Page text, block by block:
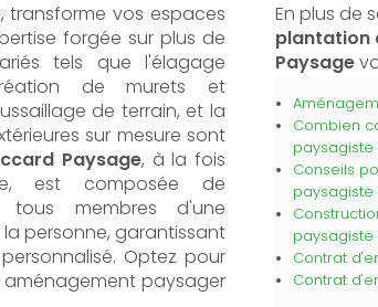
, transforme vos espaces
forgée sur plus de
tels que l'élagage
de murets et
de terrain, et la
sur mesure sont
Paysage, à la fois
est composée de
tous membres d'une
personne, garantissant
Optez pour
paysager
En plus de
plantation
Paysage
Combien
paysagiste
Conseils
paysagiste
paysagiste
Contrat
Contrat